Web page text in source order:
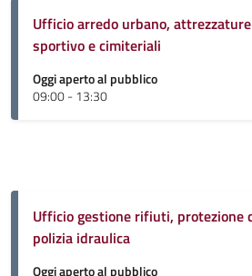
Ufficio arredo urbano,
sportivo e cimiteriali
Oggi aperto al pubblico
09:00 - 13:30
Ufficio gestione rifiuti, protezione
polizia idraulica
Oggi aperto al pubblico